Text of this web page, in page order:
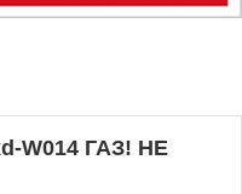
W014 ГАЗ! НЕ